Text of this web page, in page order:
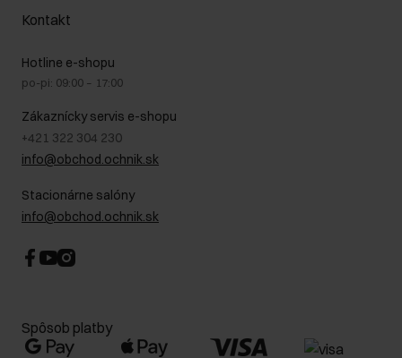
Vrátenie
Starostlivosť o kožu
Bezpečné nakupovanie
Blog
Najčastejšie kladené otázky (FAQ)
O nás
GDPR - Zásady ochrany osobných údajov
Právne informácie
Kontakt
Hotline e-shopu
po-pi: 09:00 – 17:00
Zákaznícky servis e-shopu
+421 322 304 230
info@obchod.ochnik.sk
Stacionárne salóny
info@obchod.ochnik.sk
Spôsob platby